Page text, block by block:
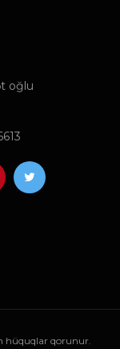
oğlu
hüquqlar qorunur.